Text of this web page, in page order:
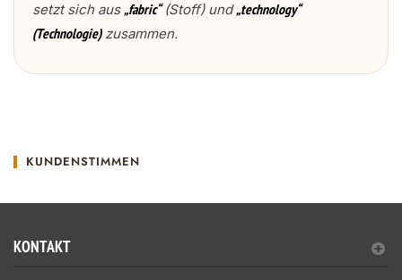
setzt sich aus„fabric“(Stoff) und„technology“
(Technologie)zusammen.
KUNDENSTIMMEN
KONTAKT